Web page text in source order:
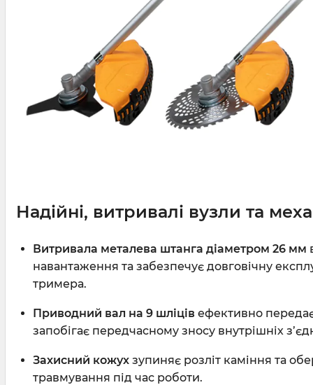
Надійні, витривалі вузли та
Витривала металева штанга діаметром 26 мм
навантаження та забезпечує довговічну
тримера.
Приводний вал на 9 шліців ефективно
запобігає передчасному зносу внутрішніх
Захисний кожух зупиняє розліт каміння та
травмування під час роботи.